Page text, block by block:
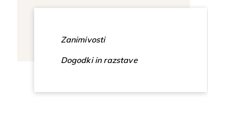
Zanimivosti
Dogodki in razstave